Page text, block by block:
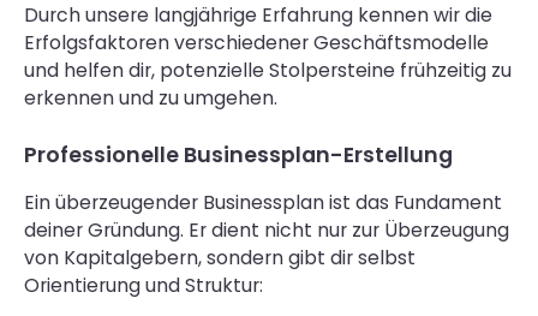
Durch unsere langjährige Erfahrung kennen wir die
Erfolgsfaktoren verschiedener Geschäftsmodelle
und helfen dir, potenzielle Stolpersteine frühzeitig zu
erkennen und zu umgehen.
Professionelle Businessplan-Erstellung
Ein überzeugender Businessplan ist das Fundament
deiner Gründung. Er dient nicht nur zur Überzeugung
von Kapitalgebern, sondern gibt dir selbst
Orientierung und Struktur: